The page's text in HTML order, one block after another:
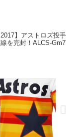
2017】アストロズ投手
を完封！ALCS-Gm7